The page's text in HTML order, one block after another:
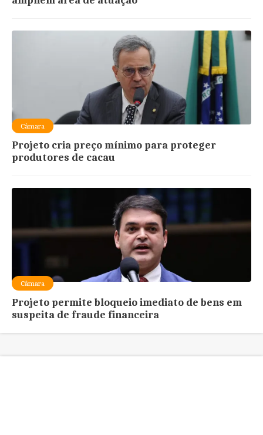
Câmara
Projeto cria preço mínimo para proteger
produtores de cacau
Câmara
Projeto permite bloqueio imediato de bens em
suspeita de fraude financeira